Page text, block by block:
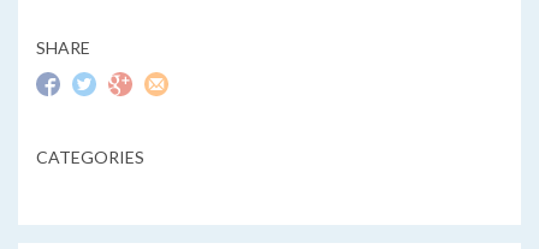
SHARE
CATEGORIES